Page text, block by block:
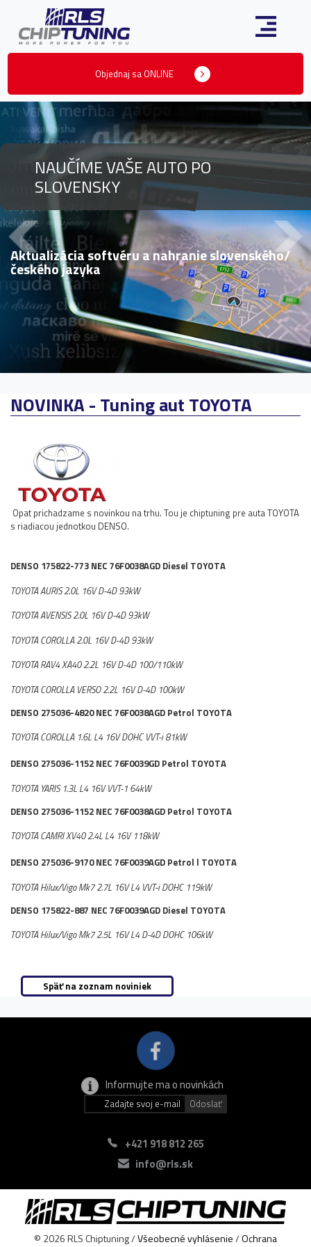
Objednaj sa ONLINE
NAUČÍME VAŠE AUTO PO
SLOVENSKY
Aktualizácia softvéru a nahranie slovenského/
českého jazyka
NOVINKA - Tuning aut TOYOTA
Opat prichadzame s novinkou na trhu. Tou je chiptuning pre auta TOYOTA
s riadiacou jednotkou DENSO.
DENSO 175822-773 NEC 76F0038AGD Diesel TOYOTA
TOYOTA AURIS 2.0L 16V D-4D 93kW
TOYOTA AVENSIS 2.0L 16V D-4D 93kW
TOYOTA COROLLA 2.0L 16V D-4D 93kW
TOYOTA RAV4 XA40 2.2L 16V D-4D 100/110kW
TOYOTA COROLLA VERSO 2.2L 16V D-4D 100kW
DENSO 275036-4820 NEC 76F0038AGD Petrol TOYOTA
TOYOTA COROLLA 1.6L L4 16V DOHC VVT-i 81kW
DENSO 275036-1152 NEC 76F0039GD Petrol TOYOTA
TOYOTA YARIS 1.3L L4 16V VVT-1 64kW
DENSO 275036-1152 NEC 76F0038AGD Petrol TOYOTA
TOYOTA CAMRI XV40 2.4L L4 16V 118kW
DENSO 275036-9170 NEC 76F0039AGD Petrol l TOYOTA
TOYOTA Hilux/Vigo Mk7 2.7L 16V L4 VVT-i DOHC 119kW
DENSO 175822-887 NEC 76F0039AGD Diesel TOYOTA
TOYOTA Hilux/Vigo Mk7 2.5L 16V L4 D-4D DOHC 106kW
Späť na zoznam noviniek
Informujte ma o novinkách
+421 918 812 265
info@rls.sk
© 2026 RLS Chiptuning /Všeobecné vyhlásenie/Ochrana